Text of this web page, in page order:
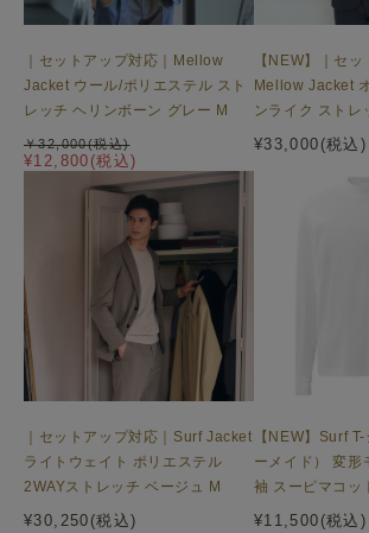
機能性を備えた上品なワッフル生
｜セットアップ対応｜Mellow
Jacket ウール/ポリエステル スト
レッチ ヘリンボーン グレー M
¥12,800(税込)
￥32,000(税込)
【NEW】｜セッ
Mellow Jacket
ンライク ストレ
¥33,000(税込)
｜セットアップ対応｜Surf Jacket
ライトウェイト ポリエステル
2WAYストレッチ ベージュ M
¥30,250(税込)
【NEW】Surf
ーメイド） 変形
袖 スーピマコッ
¥11,500(税込)